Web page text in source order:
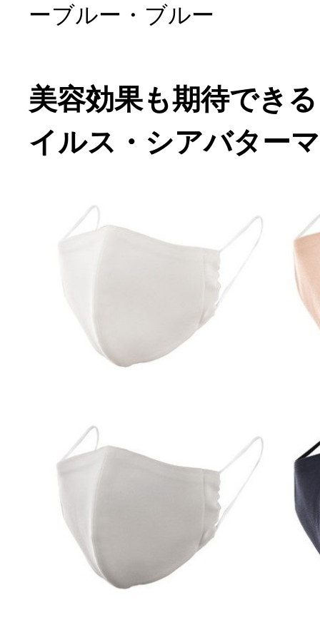
ーブルー・ブルー
美容効果も期待でき
イルス・シアバター